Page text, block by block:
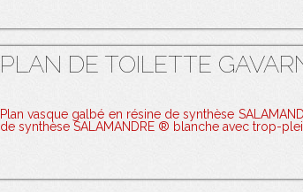
PLAN DE TOILETTE
Plan vasque galbé en résine de synthèse
de synthèse SALAMANDRE ® blanche avec trop-